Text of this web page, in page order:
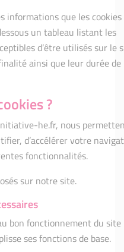
informations que les cookies
un tableau listant les
d’être utilisés sur le
ainsi que leur durée de
?
he.fr, nous
d’accélérer votre
fonctionnalités.
sur notre site.
bon fonctionnement du site
ses fonctions de base.